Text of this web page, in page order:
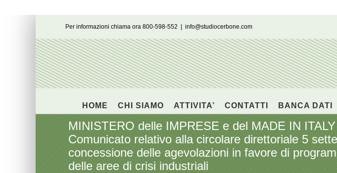
Per informazioni chiama ora 800-598-552 info@studiocerbone.com
HOME CHI SIAMO ATTIVITA’ CONTATTI BANCA DATI
MINISTERO delle IMPRESE e del MADE IN
Comunicato relativo alla circolare direttoriale 5
concessione delle agevolazioni in favore di
delle aree di crisi industriali